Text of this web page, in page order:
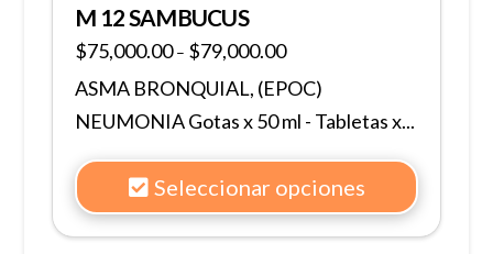
M 12 SAMBUCUS
$75,000.00– $79,000.00
ASMA BRONQUIAL, (EPOC)
NEUMONIA Gotas x 50 ml - Tabletas x...
Seleccionar opciones